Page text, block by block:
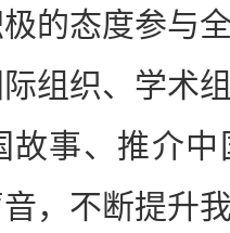
态度参与全
组织、学术
故事、推介
，不断提升